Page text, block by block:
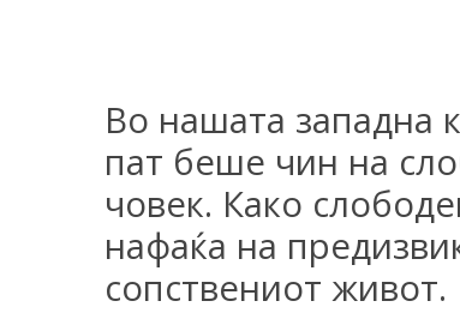
Во нашата западна
пат беше чин на
човек. Како
нафаќа на
сопствениот живот.